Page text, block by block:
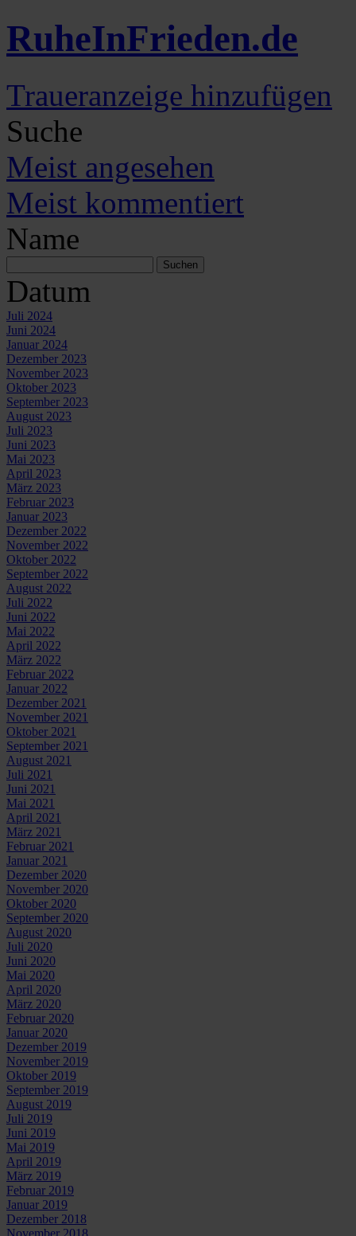
RuheInFrieden.de
Traueranzeige hinzufügen
Suche
Meist angesehen
Meist kommentiert
Name
Datum
Juli 2024
Juni 2024
Januar 2024
Dezember 2023
November 2023
Oktober 2023
September 2023
August 2023
Juli 2023
Juni 2023
Mai 2023
April 2023
März 2023
Februar 2023
Januar 2023
Dezember 2022
November 2022
Oktober 2022
September 2022
August 2022
Juli 2022
Juni 2022
Mai 2022
April 2022
März 2022
Februar 2022
Januar 2022
Dezember 2021
November 2021
Oktober 2021
September 2021
August 2021
Juli 2021
Juni 2021
Mai 2021
April 2021
März 2021
Februar 2021
Januar 2021
Dezember 2020
November 2020
Oktober 2020
September 2020
August 2020
Juli 2020
Juni 2020
Mai 2020
April 2020
März 2020
Februar 2020
Januar 2020
Dezember 2019
November 2019
Oktober 2019
September 2019
August 2019
Juli 2019
Juni 2019
Mai 2019
April 2019
März 2019
Februar 2019
Januar 2019
Dezember 2018
November 2018